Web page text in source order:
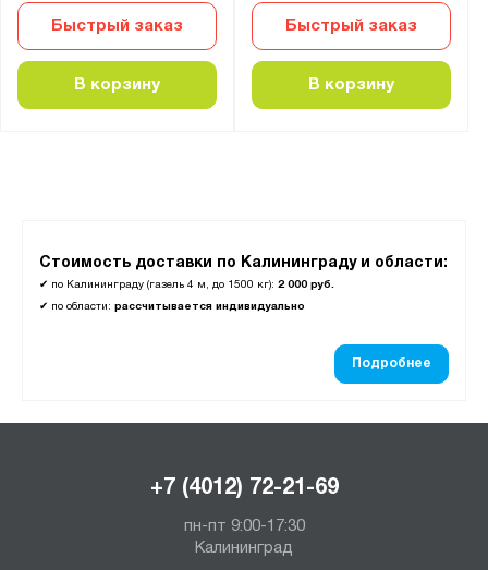
Стоимость доставки по Калининграду и области:
✔ по Калининграду (газель 4 м, до 1500 кг): 2 000 руб.
✔ по области: рассчитывается индивидуально
Подробнее
Быстрый заказ
В корзину
Быстрый заказ
В корзину
150
200
250
двухколесная
трехколесная
С откидной полкой:+7 (4012) 72-21-69
пн-пт 9:00-17:30
Калининград